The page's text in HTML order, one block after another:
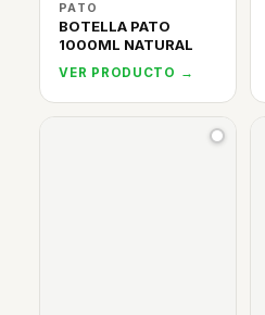
PATO
BOTELLA PATO
1000ML NATURAL
VER PRODUCTO →